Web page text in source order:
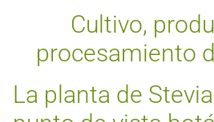
Cultivo,
procesamiento
La planta de